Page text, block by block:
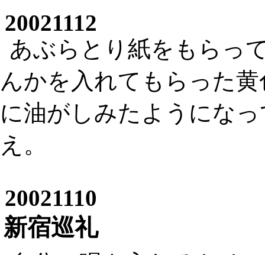
20021112
あぶらとり紙をもらっ
んかを入れてもらった
に油がしみたようにな
え。
20021110
新宿巡礼